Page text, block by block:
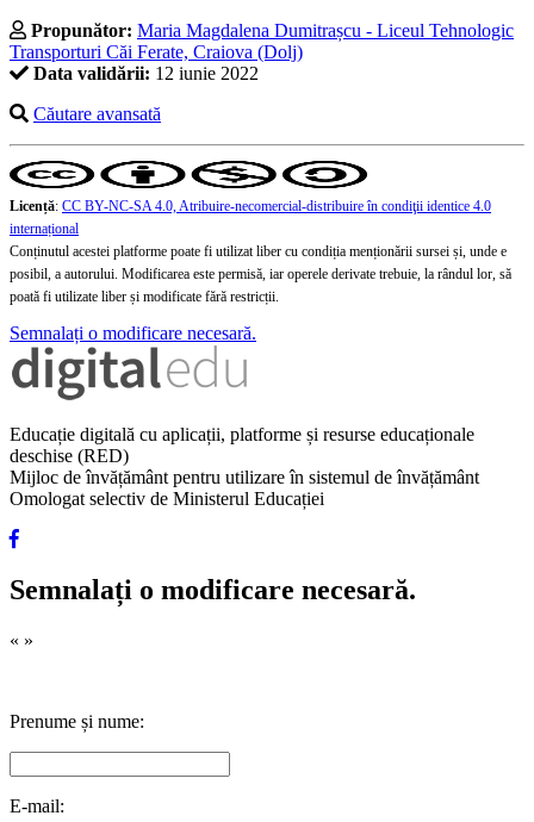
Propunător: Maria Magdalena Dumitrașcu - Liceul Tehnologic
Transporturi Căi Ferate, Craiova (Dolj)
Data validării: 12 iunie 2022
Căutare avansată
Licență: CC BY-NC-SA 4.0, Atribuire-necomercial-distribuire în condiţii identice 4.0
internațional
Conținutul acestei platforme poate fi utilizat liber cu condiția menționării sursei și, unde e
posibil, a autorului. Modificarea este permisă, iar operele derivate trebuie, la rândul lor, să
poată fi utilizate liber și modificate fără restricții.
Semnalați o modificare necesară.
Educație digitală cu aplicații, platforme și resurse educaționale
deschise (RED)
Mijloc de învățământ pentru utilizare în sistemul de învățământ
Omologat selectiv de Ministerul Educației
Semnalați o modificare necesară.
« »
Prenume și nume:
E-mail: